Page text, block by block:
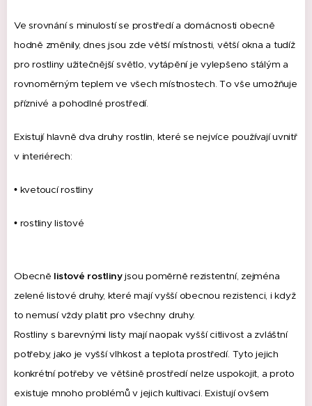
Ve srovnání s minulostí se prostředí a domácnosti obecně
hodně změnily, dnes jsou zde větší místnosti, větší okna a tudíž
pro rostliny užitečnější světlo, vytápění je vylepšeno stálým a
rovnoměrným teplem ve všech místnostech.To vše umožňuje
příznivé a pohodlné prostředí.
Existují hlavně dva druhy rostlin, které se nejvíce používají uvnitř
v interiérech:
• kvetoucí rostliny
• rostliny listové
Obecně listové rostlinyjsou poměrně rezistentní, zejména
zelené listové druhy, které mají vyšší obecnou rezistenci, i když
to nemusí vždy platit pro všechny druhy.
Rostliny s barevnými listy mají naopak vyšší citlivost a zvláštní
potřeby, jako je vyšší vlhkost a teplota prostředí. Tyto jejich
konkrétní potřeby ve většině prostředí nelze uspokojit, a proto
existuje mnoho problémů v jejich kultivaci.Existují ovšem